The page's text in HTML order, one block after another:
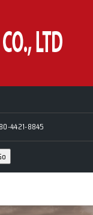
4421-8845